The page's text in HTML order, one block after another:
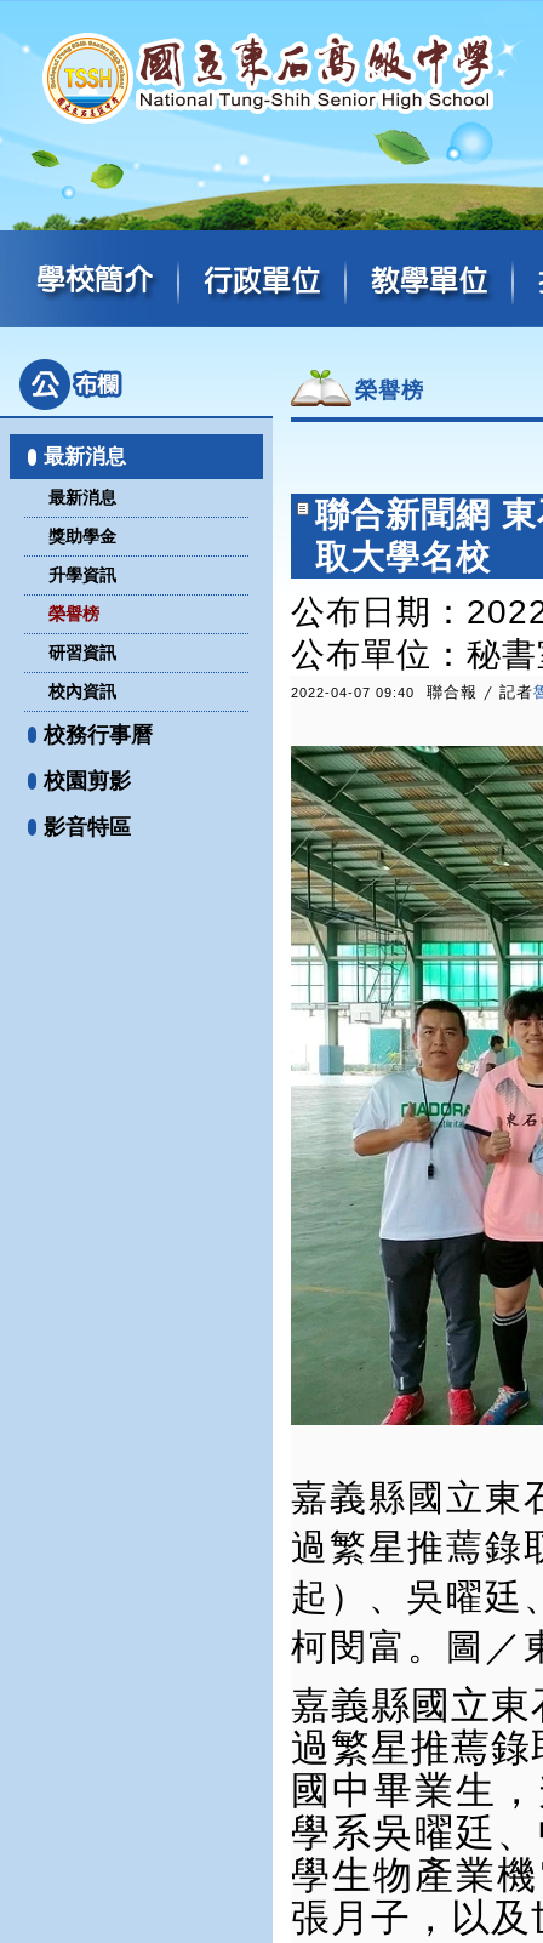
最新消息
最新消息
獎助學金
升學資訊
榮譽榜
研習資訊
校內資訊
校務行事曆
校園剪影
影音特區
榮譽榜
聯合新聞網
取大學名校
公布日期：
公布單位 ：秘
2022-04-07 09:40 聯合報 / 記者
嘉義縣國立東
過繁星推蔫錄
起）、吳曜廷
柯閔富。圖／
嘉義縣國立
過繁星推蔫
國中畢業生
學系吳曜廷
學生物產業
張月子，以